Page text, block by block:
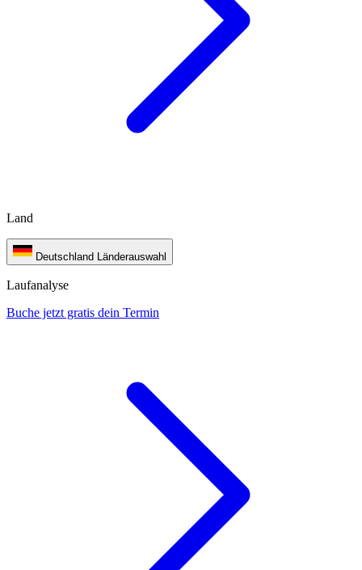
Land
Deutschland Länderauswahl
Laufanalyse
Buche jetzt gratis dein Termin